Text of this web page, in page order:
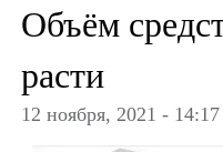
Объём
расти
12 ноября, 2021 - 14:17